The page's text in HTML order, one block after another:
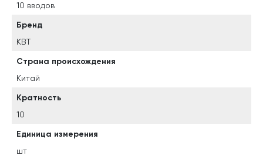
10 вводов
Бренд
КВТ
Страна происхождения
Китай
Кратность
10
Единица измерения
шт